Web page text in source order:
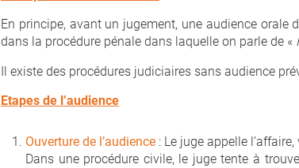
En principe, avant un jugement, une audience orale
dans la procédure pénale dans laquelle on parle de «
Il existe des procédures judiciaires sans audience
Etapes de l’audience
Ouverture de l’audience : Le juge appelle
Dans une procédure civile, le juge tente à